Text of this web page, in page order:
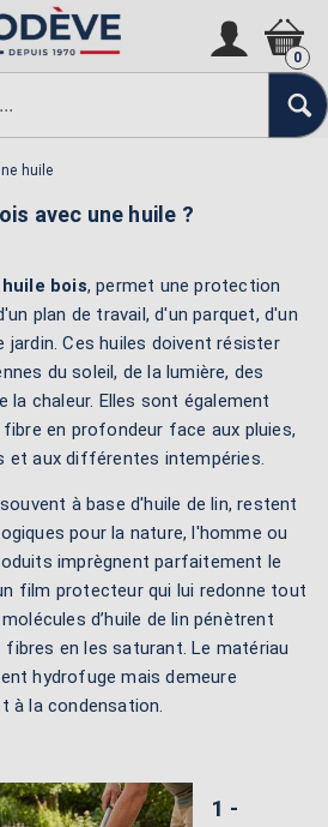
0
huile
avec une huile ?
huile bois, permet une protection
plan de travail, d'un parquet, d'un
jardin. Ces huiles doivent résister
du soleil, de la lumière, des
la chaleur. Elles sont également
en profondeur face aux pluies,
et aux différentes intempéries.
à base d'huile de lin, restent
pour la nature, l'homme ou
imprègnent parfaitement le
film protecteur qui lui redonne tout
d’huile de lin pénètrent
en les saturant. Le matériau
hydrofuge mais demeure
à la condensation.
1 -